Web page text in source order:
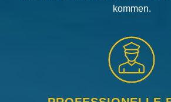
kommen.